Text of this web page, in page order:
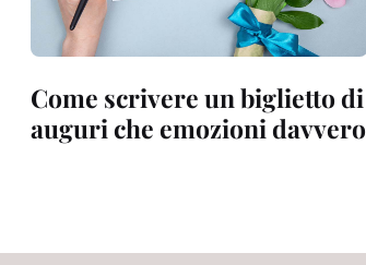
Come scrivere un biglietto di
auguri che emozioni davvero